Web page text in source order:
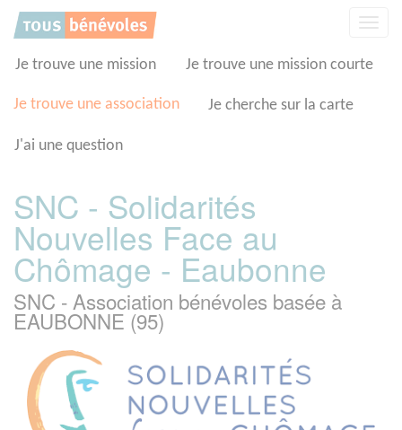
Je trouve une mission Je trouve une mission courte
Je trouve une association Je cherche sur la carte
J'ai une question
SNC - Solidarités
Nouvelles Face au
Chômage - Eaubonne
SNC - Association bénévoles basée à
EAUBONNE (95)
Panneau de gestion des cookies